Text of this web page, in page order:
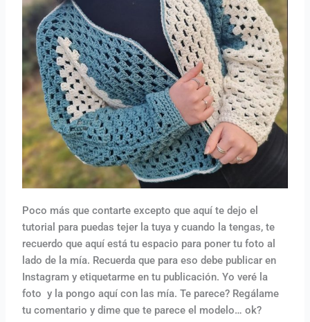
Poco más que contarte excepto que aquí te dejo el
tutorial para puedas tejer la tuya y cuando la tengas, te
recuerdo que aquí está tu espacio para poner tu foto al
lado de la mía. Recuerda que para eso debe publicar en
Instagram y etiquetarme en tu publicación. Yo veré la
foto y la pongo aquí con las mía. Te parece? Regálame
tu comentario y dime que te parece el modelo… ok?